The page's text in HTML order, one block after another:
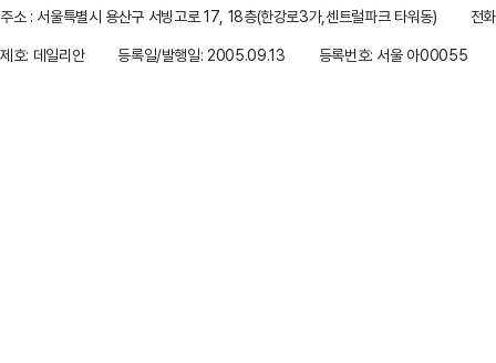
주소 : 서울특별시 용산구 서빙고로 17, 18층(한강로3가,센트럴파크 타워동)
전
제호: 데일리안
등록일/발행일: 2005.09.13 등록번호: 서울 아00055